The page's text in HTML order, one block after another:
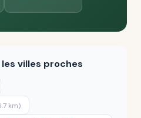
villes proches
km)